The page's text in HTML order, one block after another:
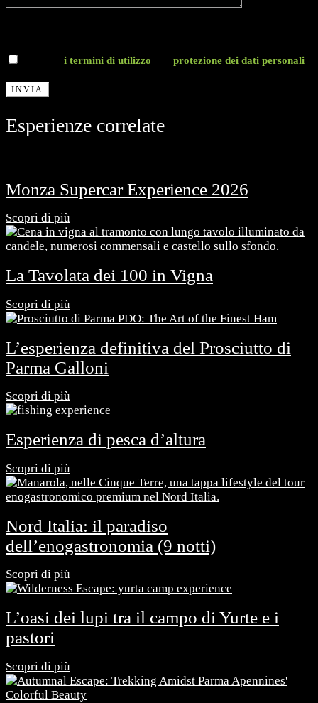
i termini di utilizzo protezione dei dati personali
Esperienze correlate
Monza Supercar Experience 2026
Scopri di più
La Tavolata dei 100 in Vigna
Scopri di più
L’esperienza definitiva del Prosciutto di
Parma Galloni
Scopri di più
Esperienza di pesca d’altura
Scopri di più
Nord Italia: il paradiso
dell’enogastronomia (9 notti)
Scopri di più
L’oasi dei lupi tra il campo di Yurte e i
pastori
Scopri di più